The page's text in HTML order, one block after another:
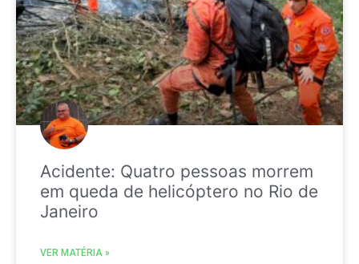
Acidente: Quatro pessoas morrem
em queda de helicóptero no Rio de
Janeiro
VER MATÉRIA »